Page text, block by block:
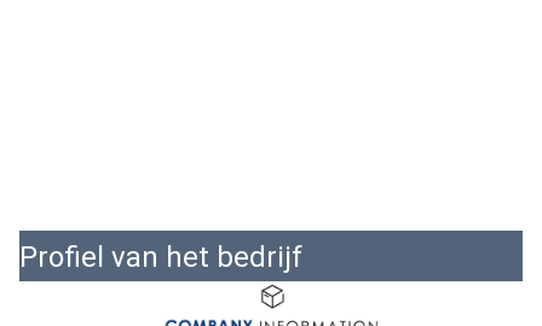
Profiel van het bedrijf